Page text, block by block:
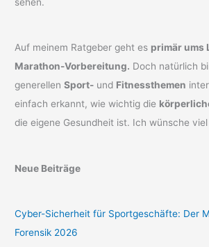
Auf meinem Ratgeber geht es primär ums
Marathon-Vorbereitung. Doch natürlich
generellenSport- und Fitnessthemen
einfach erkannt, wie wichtig die
die eigene Gesundheit ist. Ich wünsche
Neue Beiträge
Cyber-Sicherheit für Sportgeschäfte: Der
Forensik 2026